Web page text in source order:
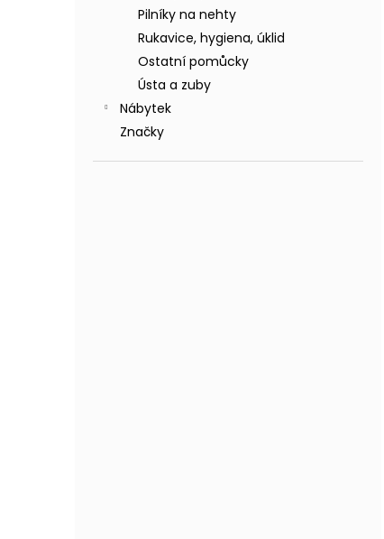
Pilníky na nehty
Rukavice, hygiena, úklid
Ostatní pomůcky
Ústa a zuby
Nábytek
Značky